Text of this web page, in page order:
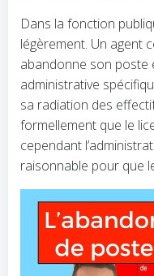
Dans la fonction
légèrement. Un agent
abandonne son poste
administrative
sa radiation des
formellement que le
cependant
raisonnable pour que